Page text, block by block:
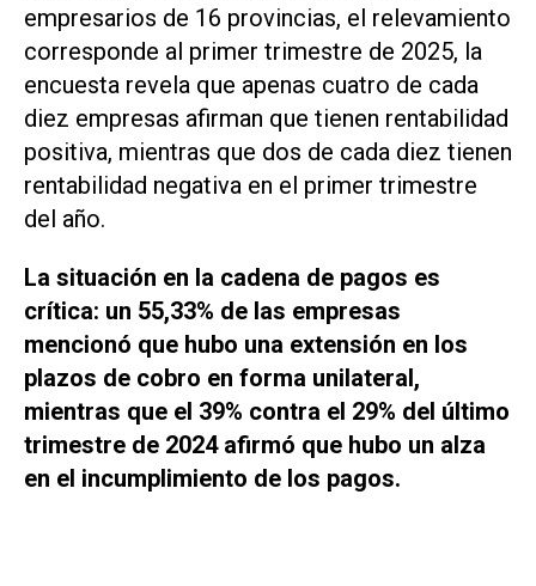
empresarios de 16 provincias, el relevamiento
corresponde al primer trimestre de 2025, la
encuesta revela que apenas cuatro de cada
diez empresas afirman que tienen rentabilidad
positiva, mientras que dos de cada diez tienen
rentabilidad negativa en el primer trimestre
del año.
La situación en la cadena de pagos es
crítica: un 55,33% de las empresas
mencionó que hubo una extensión en los
plazos de cobro en forma unilateral,
mientras que el 39% contra el 29% del último
trimestre de 2024 afirmó que hubo un alza
en el incumplimiento de los pagos.